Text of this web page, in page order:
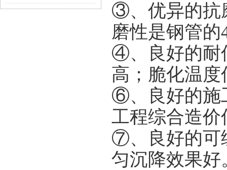
③、优异的抗
磨性是钢管的
④、良好的耐
高；脆化温
⑥、良好的施
工程综合造价
⑦、良好的可
匀沉降效果好